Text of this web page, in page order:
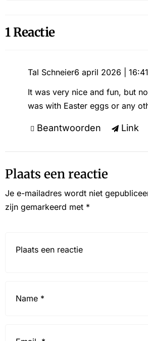
1 Reactie
Tal Schneier6 april 2026 | 16:41
It was very nice and fun, but
was with Easter eggs or any
Beantwoorden Link
Plaats een reactie
Je e-mailadres wordt niet
zijn gemarkeerd met *